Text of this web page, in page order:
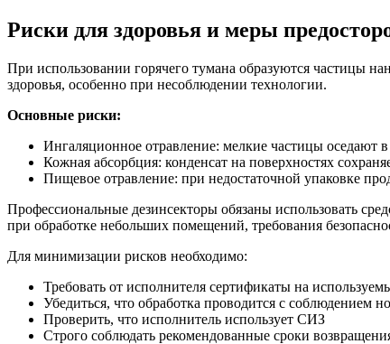
Риски для здоровья и меры
При использовании горячего тумана образуются частицы
здоровья, особенно при несоблюдении технологии.
Основные риски:
Ингаляционное отравление: мелкие частицы оседают
Кожная абсорбция: конденсат на поверхностях
Пищевое отравление: при недостаточной упаковке
Профессиональные дезинсекторы обязаны использовать
при обработке небольших помещений, требования
Для минимизации рисков необходимо:
Требовать от исполнителя сертификаты на
Убедиться, что обработка проводится с соблюдением
Проверить, что исполнитель использует СИЗ
Строго соблюдать рекомендованные сроки